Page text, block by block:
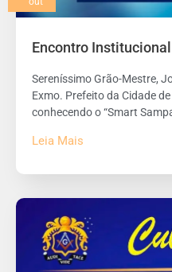
Encontro Institucional
Sereníssimo Grão-Mestre,
Exmo. Prefeito da Cidade
conhecendo o “Smart
Leia Mais